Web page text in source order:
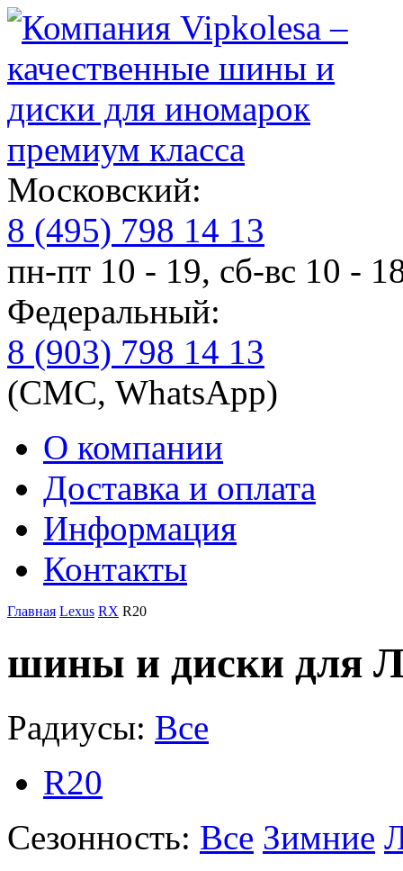
премиум класса
Московский:
8 (495) 798 14 13
пн-пт 10 - 19, сб-вс 10 -
Федеральный:
8 (903) 798 14 13
(СМС, WhatsApp)
О компании
Доставка и оплата
Информация
Контакты
Главная Lexus RX R20
шины и диски для
Радиусы: Все
R20
Сезонность: Все Зимние